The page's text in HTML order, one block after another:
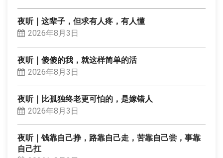
夜听｜这辈子，但求有人疼，有人懂
2026年8月3日
夜听｜傻傻的我，就这样简单的活
2026年8月3日
夜听｜比孤独终老更可怕的，是嫁错人
2026年8月3日
夜听｜钱靠自己挣，路靠自己走，苦靠自己尝，事靠
自己扛